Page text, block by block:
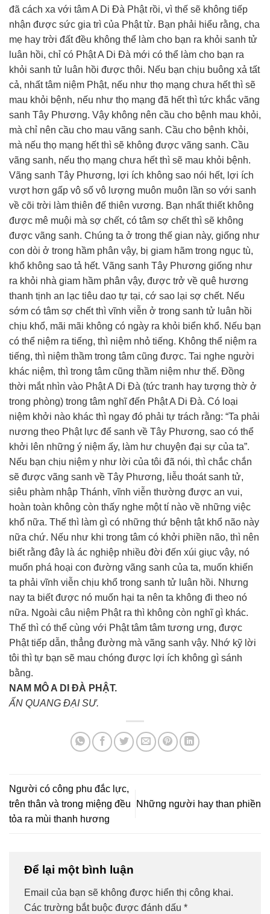
đã cách xa với tâm A Di Đà Phật rồi, vì thế sẽ không tiếp
nhận được sức gia trì của Phật từ. Bạn phải hiểu rằng, cha
mẹ hay trời đất đều không thể làm cho bạn ra khỏi sanh tử
luân hồi, chỉ có Phật A Di Đà mới có thể làm cho bạn ra
khỏi sanh tử luân hồi được thôi. Nếu bạn chịu buông xả tất
cả, nhất tâm niệm Phật, nếu như thọ mạng chưa hết thì sẽ
mau khỏi bệnh, nếu như thọ mạng đã hết thì tức khắc vãng
sanh Tây Phương. Vậy không nên cầu cho bệnh mau khỏi,
mà chỉ nên cầu cho mau vãng sanh. Cầu cho bệnh khỏi,
mà nếu thọ mạng hết thì sẽ không được vãng sanh. Cầu
vãng sanh, nếu thọ mạng chưa hết thì sẽ mau khỏi bệnh.
Vãng sanh Tây Phương, lợi ích không sao nói hết, lợi ích
vượt hơn gấp vô số vô lượng muôn muôn lần so với sanh
về cõi trời làm thiên đế thiên vương. Bạn nhất thiết không
được mê muội mà sợ chết, có tâm sợ chết thì sẽ không
được vãng sanh. Chúng ta ở trong thế gian này, giống như
con dòi ở trong hầm phân vậy, bị giam hãm trong ngục tù,
khổ không sao tả hết. Vãng sanh Tây Phương giống như
ra khỏi nhà giam hầm phân vậy, được trở về quê hương
thanh tịnh an lạc tiêu dao tự tại, cớ sao lại sợ chết. Nếu
sớm có tâm sợ chết thì vĩnh viễn ở trong sanh tử luân hồi
chịu khổ, mãi mãi không có ngày ra khỏi biển khổ. Nếu bạn
có thể niệm ra tiếng, thì niệm nhỏ tiếng. Không thể niệm ra
tiếng, thì niệm thầm trong tâm cũng được. Tai nghe người
khác niệm, thì trong tâm cũng thầm niệm như thế. Đồng
thời mắt nhìn vào Phật A Di Đà (tức tranh hay tượng thờ ở
trong phòng) trong tâm nghĩ đến Phật A Di Đà. Có loại
niệm khởi nào khác thì ngay đó phải tự trách rằng: “Ta phải
nương theo Phật lực để sanh về Tây Phương, sao có thể
khởi lên những ý niệm ấy, làm hư chuyện đại sự của ta”.
Nếu bạn chịu niệm y như lời của tôi đã nói, thì chắc chắn
sẽ được vãng sanh về Tây Phương, liễu thoát sanh tử,
siêu phàm nhập Thánh, vĩnh viễn thường được an vui,
hoàn toàn không còn thấy nghe một tí nào về những việc
khổ nữa. Thế thì làm gì có những thứ bệnh tật khổ não này
nữa chứ. Nếu như khi trong tâm có khởi phiền não, thì nên
biết rằng đây là ác nghiệp nhiều đời đến xúi giục vậy, nó
muốn phá hoại con đường vãng sanh của ta, muốn khiến
ta phải vĩnh viễn chịu khổ trong sanh tử luân hồi. Nhưng
nay ta biết được nó muốn hại ta nên ta không đi theo nó
nữa. Ngoài câu niệm Phật ra thì không còn nghĩ gì khác.
Thế thì có thể cùng với Phật tâm tâm tương ưng, được
Phật tiếp dẫn, thẳng đường mà vãng sanh vậy. Nhớ kỹ lời
tôi thì tự bạn sẽ mau chóng được lợi ích không gì sánh
bằng.
NAM MÔ A DI ĐÀ PHẬT.
ẤN QUANG ĐẠI SƯ.
Người có công phu đắc lực,
trên thân và trong miệng đều
tỏa ra mùi thanh hương
Những người hay than phiền
Để lại một bình luận
Email của bạn sẽ không được hiển thị công khai.
Các trường bắt buộc được đánh dấu *